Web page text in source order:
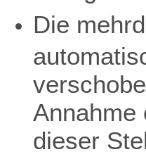
Die
Annahme
dieser